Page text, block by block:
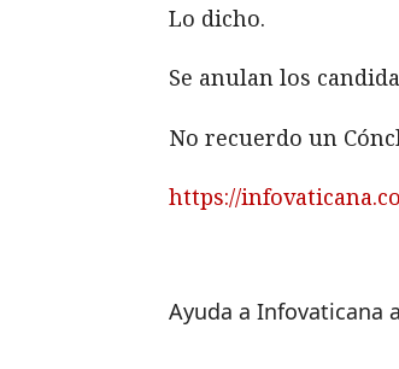
Lo dicho.
Se anulan los
No recuerdo un
https://
Ayuda a Infovaticana